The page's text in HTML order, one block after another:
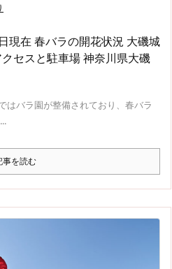
現在 春バラの開花状況 大磯城
セスと駐車場 神奈川県大磯
はバラ園が整備されており、春バラ
事を読む